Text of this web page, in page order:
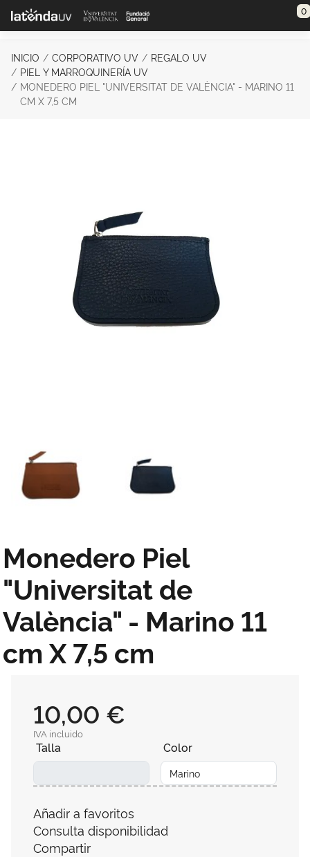
Saltar al contenido principal 0
INICIO CORPORATIVO UV
REGALO UV
PIEL Y MARROQUINERÍA UV
MONEDERO PIEL "UNIVERSITAT DE VALÈNCIA" - MARINO 11
CM X 7,5 CM
Monedero Piel
"Universitat de
València" - Marino 11
cm X 7,5 cm
10,00 €
IVA incluido
Talla Color
Añadir a favoritos
Consulta disponibilidad
Compartir